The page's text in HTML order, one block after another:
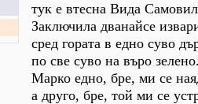
тук е втесна Вида
Заключила дванайсе
сред гората в едно суво
по све суво на въро
Марко едно, бре, ми се
а друго, бре, той ми се